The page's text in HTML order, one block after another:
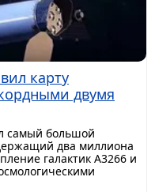
карту
двумя
самый большой
два миллиона
галактик A3266 и